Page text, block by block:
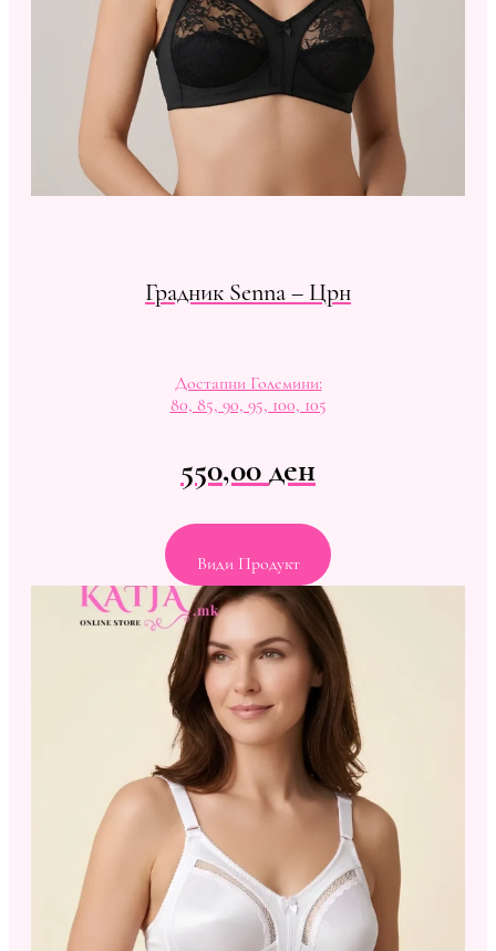
Градник Senna – Црн
Достапни Големини:
80, 85, 90, 95, 100, 105
550,00ден
Види Продукт